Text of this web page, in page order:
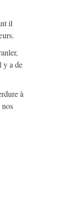
il
y a de
à
nos